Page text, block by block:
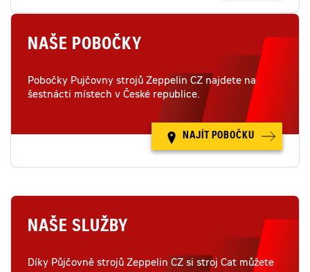
NAŠE POBOČKY
Pobočky Pujčovny strojů Zeppelin CZ najdete na
šestnácti místech v České republice.
NAJÍT POBOČKU
NAŠE SLUŽBY
Díky Půjčovně strojů Zeppelin CZ si stroj Cat můžete